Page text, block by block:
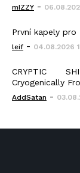
mIZZY -
První kapely
leif - 04.08.2026
CRYPTIC
Cryogenically
AddSatan -